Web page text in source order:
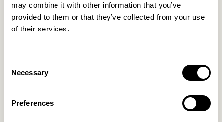
may combine it with other information that you’ve
provided to them or that they’ve collected from your use
of their services.
Selection
Necessary
Preferences
Ays Rullebord Mørkeblå